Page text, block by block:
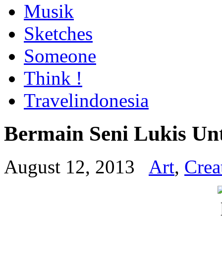
Musik
Sketches
Someone
Think !
Travelindonesia
Bermain Seni Lukis
August 12, 2013 Art,